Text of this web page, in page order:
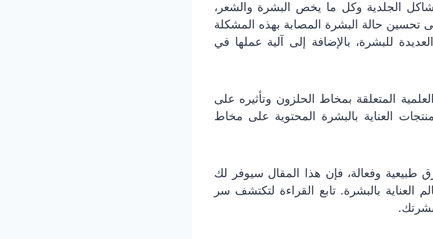
الجلدية وكل ما يخص البشرة والشعر،
حالة البشرة المصابة بهذه المشكلة
للبشرة، بالإضافة إلى آلية عملها في
المتعلقة بمخاط الحلزون وتأثيره على
العناية بالبشرة المحتوية على مخاط
وفعالة، فإن هذا المقال سيوفر لك
العناية بالبشرة. تابع القراءة لتكتشف سر